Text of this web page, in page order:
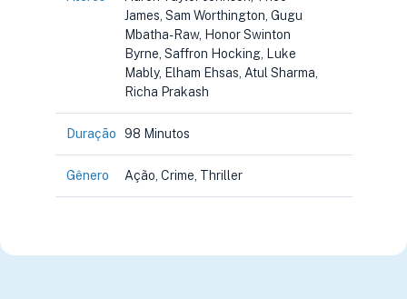
James, Sam Worthington, Gugu
Mbatha-Raw, Honor Swinton
Byrne, Saffron Hocking, Luke
Mably, Elham Ehsas, Atul Sharma,
Richa Prakash
Duração 98 Minutos
Gênero Ação, Crime, Thriller